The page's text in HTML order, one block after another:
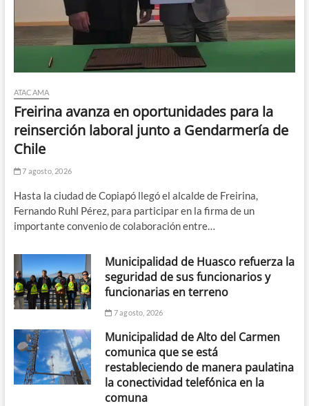
ATACAMA
Freirina avanza en oportunidades para la
reinserción laboral junto a Gendarmería de
Chile
7 agosto, 2026
Hasta la ciudad de Copiapó llegó el alcalde de Freirina,
Fernando Ruhl Pérez, para participar en la firma de un
importante convenio de colaboración entre…
Municipalidad de Huasco refuerza la
seguridad de sus funcionarios y
funcionarias en terreno
7 agosto, 2026
Municipalidad de Alto del Carmen
comunica que se está
restableciendo de manera paulatina
la conectividad telefónica en la
comuna